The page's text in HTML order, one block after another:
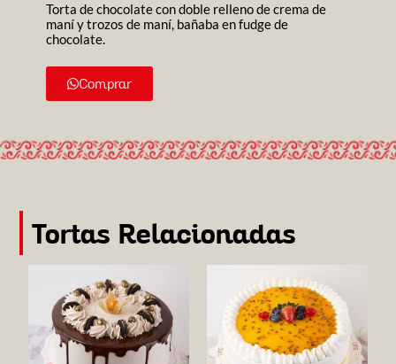
Torta de chocolate con doble relleno de crema de
maní y trozos de maní, bañaba en fudge de
chocolate.
Comprar
Tortas Relacionadas